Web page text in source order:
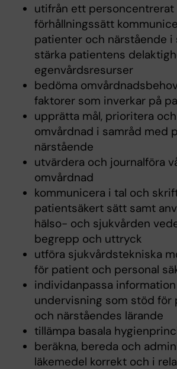
utifrån ett personcentrerat
förhållningssätt
patienter och närstående
stärka patientens
egenvårdsresurser
bedöma
faktorer som inverkar på
upprätta mål, prioritera
omvårdnad i samråd med
närstående
utvärdera och journalföra
omvårdnad
kommunicera i tal och
patientsäkert sätt samt
hälso- och sjukvården
begrepp och uttryck
utföra sjukvårdstekniska
för patient och personal
individanpassa
undervisning som stöd
och närståendes lärande
tillämpa basala
beräkna, bereda och
läkemedel korrekt och i